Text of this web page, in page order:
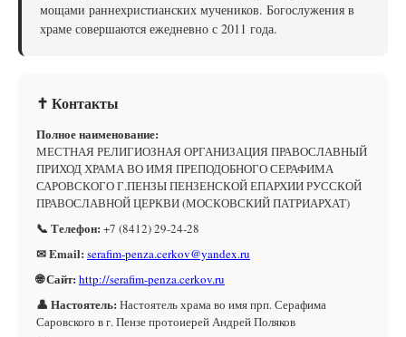
мощами раннехристианских мучеников. Богослужения в
храме совершаются ежедневно с 2011 года.
✝ Контакты
Полное наименование:
МЕСТНАЯ РЕЛИГИОЗНАЯ ОРГАНИЗАЦИЯ ПРАВОСЛАВНЫЙ
ПРИХОД ХРАМА ВО ИМЯ ПРЕПОДОБНОГО СЕРАФИМА
САРОВСКОГО Г.ПЕНЗЫ ПЕНЗЕНСКОЙ ЕПАРХИИ РУССКОЙ
ПРАВОСЛАВНОЙ ЦЕРКВИ (МОСКОВСКИЙ ПАТРИАРХАТ)
📞 Телефон: +7 (8412) 29-24-28
✉ Email: serafim-penza.cerkov@yandex.ru
🌐 Сайт: http://serafim-penza.cerkov.ru
👤 Настоятель: Настоятель храма во имя прп. Серафима
Саровского в г. Пензе протоиерей Андрей Поляков